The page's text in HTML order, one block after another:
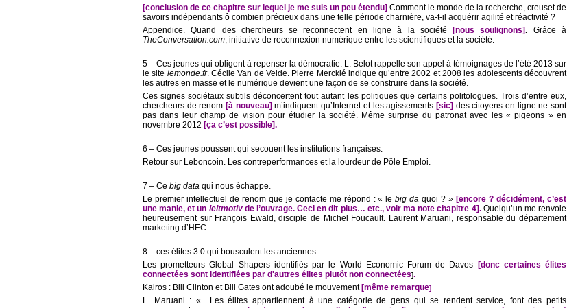
[conclusion de ce chapitre sur lequel je me suis un peu étendu] Comment le monde de la recherche, creuset de
savoirs indépendants ô combien précieux dans une telle période charnière, va-t-il acquérir agilité et réactivité ?
Appendice. Quand deschercheurs sereconnectent en ligne à la société[nous soulignons]. Grâce à
TheConversation.com , initiative de reconnexion numérique entre les scientifiques et la société.
5 – Ces jeunes qui obligent à repenser la démocratie. L. Belot rappelle son appel à témoignages de l’été 2013 sur
le site lemonde.fr. Cécile Van de Velde. Pierre Mercklé indique qu’entre 2002 et 2008 les adolescents découvrent
les autres en masse et le numérique devient une façon de se construire dans la société.
Ces signes sociétaux subtils déconcertent tout autant les politiques que certains politologues. Trois d’entre eux,
chercheurs de renom [à nouveau] m’indiquent qu’Internet et les agissements [sic] des citoyens en ligne ne sont
pas dans leur champ de vision pour étudier la société. Même surprise du patronat avec les « pigeons » en
novembre 2012 [ça c’est possible].
6 – Ces jeunes poussent qui secouent les institutions françaises.
Retour sur Leboncoin. Les contreperformances et la lourdeur de Pôle Emploi.
7 – Ce big data qui nous échappe.
Le premier intellectuel de renom que je contacte me répond : « lebig da quoi ? » [encore ? décidément, c’est
une manie, et un leitmotivde l’ouvrage. Ceci en dit plus… etc., voir ma note chapitre 4].Quelqu’un me renvoie
heureusement sur François Ewald, disciple de Michel Foucault. Laurent Maruani, responsable du département
marketing d’HEC.
8 – ces élites 3.0 qui bousculent les anciennes.
Les prometteurs Global Shapers identifiés par le World Economic Forum de Davos [donc certaines élites
connectées sont identifiées par d'autres élites plutôt non connectées].
Kairos : Bill Clinton et Bill Gates ont adoubé le mouvement[même remarque]
L. Maruani : « Les élites appartiennent à une catégorie de gens qui se rendent service, font des petits